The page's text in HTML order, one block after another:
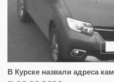
В Курске назвали адреса